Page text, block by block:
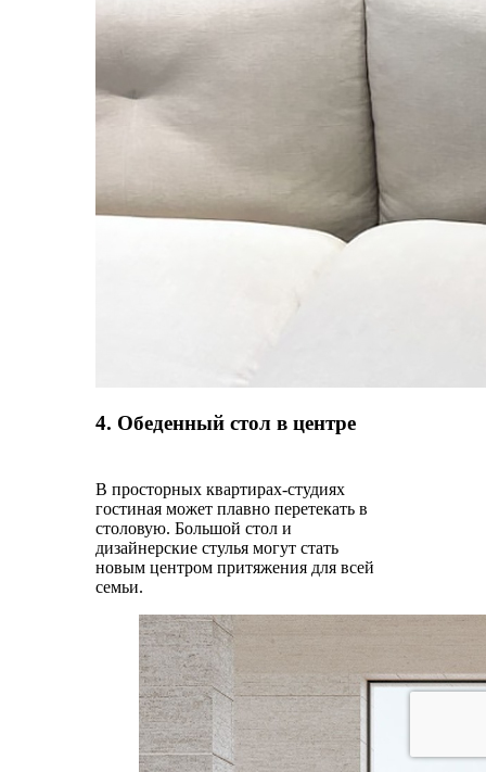
4. Обеденный стол в центре
В просторных квартирах-студиях
гостиная может плавно перетекать в
столовую. Большой стол и
дизайнерские стулья могут стать
новым центром притяжения для всей
семьи.